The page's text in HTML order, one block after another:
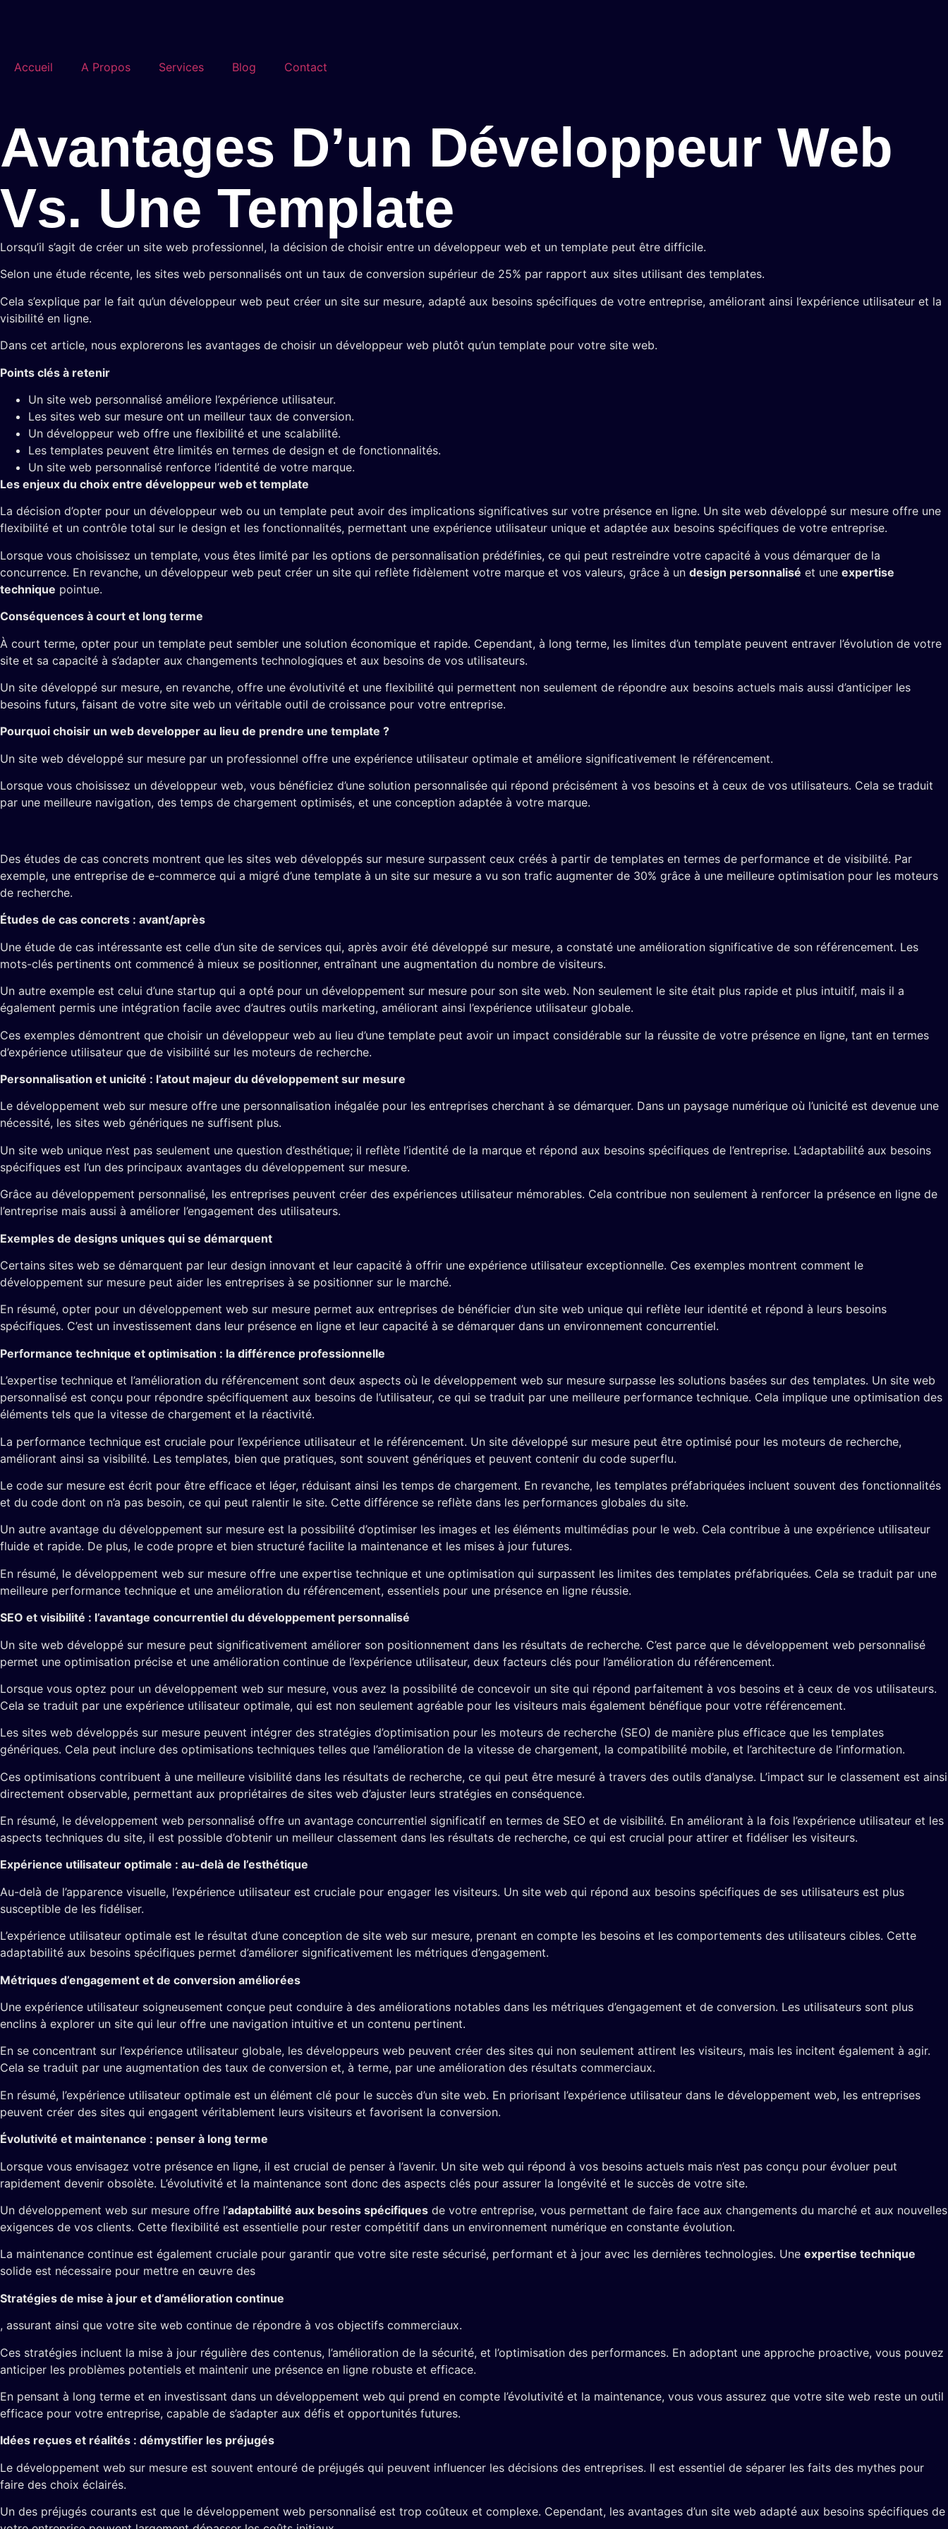
Accueil A Propos Services Blog Contact
Avantages D’un Développeur Web
Vs. Une Template
Lorsqu’il s’agit de créer un site web professionnel, la décision de choisir entre un développeur web et un template peut être difficile.
Selon une étude récente, les sites web personnalisés ont un taux de conversion supérieur de 25% par rapport aux sites utilisant des templates.
Cela s’explique par le fait qu’un développeur web peut créer un site sur mesure, adapté aux besoins spécifiques de votre entreprise, améliorant ainsi l’expérience utilisateur et la
visibilité en ligne.
Dans cet article, nous explorerons les avantages de choisir un développeur web plutôt qu’un template pour votre site web.
Points clés à retenir
Un site web personnalisé améliore l’expérience utilisateur.
Les sites web sur mesure ont un meilleur taux de conversion.
Un développeur web offre une flexibilité et une scalabilité.
Les templates peuvent être limités en termes de design et de fonctionnalités.
Un site web personnalisé renforce l’identité de votre marque.
Les enjeux du choix entre développeur web et template
La décision d’opter pour un développeur web ou un template peut avoir des implications significatives sur votre présence en ligne. Un site web développé sur mesure offre une
flexibilité et un contrôle total sur le design et les fonctionnalités, permettant une expérience utilisateur unique et adaptée aux besoins spécifiques de votre entreprise.
Lorsque vous choisissez un template, vous êtes limité par les options de personnalisation prédéfinies, ce qui peut restreindre votre capacité à vous démarquer de la
concurrence. En revanche, un développeur web peut créer un site qui reflète fidèlement votre marque et vos valeurs, grâce à un design personnalisé et une expertise
technique pointue.
Conséquences à court et long terme
À court terme, opter pour un template peut sembler une solution économique et rapide. Cependant, à long terme, les limites d’un template peuvent entraver l’évolution de votre
site et sa capacité à s’adapter aux changements technologiques et aux besoins de vos utilisateurs.
Un site développé sur mesure, en revanche, offre une évolutivité et une flexibilité qui permettent non seulement de répondre aux besoins actuels mais aussi d’anticiper les
besoins futurs, faisant de votre site web un véritable outil de croissance pour votre entreprise.
Pourquoi choisir un web developper au lieu de prendre une template ?
Un site web développé sur mesure par un professionnel offre une expérience utilisateur optimale et améliore significativement le référencement.
Lorsque vous choisissez un développeur web, vous bénéficiez d’une solution personnalisée qui répond précisément à vos besoins et à ceux de vos utilisateurs. Cela se traduit
par une meilleure navigation, des temps de chargement optimisés, et une conception adaptée à votre marque.
Des études de cas concrets montrent que les sites web développés sur mesure surpassent ceux créés à partir de templates en termes de performance et de visibilité. Par
exemple, une entreprise de e-commerce qui a migré d’une template à un site sur mesure a vu son trafic augmenter de 30% grâce à une meilleure optimisation pour les moteurs
de recherche.
Études de cas concrets : avant/après
Une étude de cas intéressante est celle d’un site de services qui, après avoir été développé sur mesure, a constaté une amélioration significative de son référencement. Les
mots-clés pertinents ont commencé à mieux se positionner, entraînant une augmentation du nombre de visiteurs.
Un autre exemple est celui d’une startup qui a opté pour un développement sur mesure pour son site web. Non seulement le site était plus rapide et plus intuitif, mais il a
également permis une intégration facile avec d’autres outils marketing, améliorant ainsi l’expérience utilisateur globale.
Ces exemples démontrent que choisir un développeur web au lieu d’une template peut avoir un impact considérable sur la réussite de votre présence en ligne, tant en termes
d’expérience utilisateur que de visibilité sur les moteurs de recherche.
Personnalisation et unicité : l’atout majeur du développement sur mesure
Le développement web sur mesure offre une personnalisation inégalée pour les entreprises cherchant à se démarquer. Dans un paysage numérique où l’unicité est devenue une
nécessité, les sites web génériques ne suffisent plus.
Un site web unique n’est pas seulement une question d’esthétique; il reflète l’identité de la marque et répond aux besoins spécifiques de l’entreprise. L’adaptabilité aux besoins
spécifiques est l’un des principaux avantages du développement sur mesure.
Grâce au développement personnalisé, les entreprises peuvent créer des expériences utilisateur mémorables. Cela contribue non seulement à renforcer la présence en ligne de
l’entreprise mais aussi à améliorer l’engagement des utilisateurs.
Exemples de designs uniques qui se démarquent
Certains sites web se démarquent par leur design innovant et leur capacité à offrir une expérience utilisateur exceptionnelle. Ces exemples montrent comment le
développement sur mesure peut aider les entreprises à se positionner sur le marché.
En résumé, opter pour un développement web sur mesure permet aux entreprises de bénéficier d’un site web unique qui reflète leur identité et répond à leurs besoins
spécifiques. C’est un investissement dans leur présence en ligne et leur capacité à se démarquer dans un environnement concurrentiel.
Performance technique et optimisation : la différence professionnelle
L’expertise technique et l’amélioration du référencement sont deux aspects où le développement web sur mesure surpasse les solutions basées sur des templates. Un site web
personnalisé est conçu pour répondre spécifiquement aux besoins de l’utilisateur, ce qui se traduit par une meilleure performance technique. Cela implique une optimisation des
éléments tels que la vitesse de chargement et la réactivité.
La performance technique est cruciale pour l’expérience utilisateur et le référencement. Un site développé sur mesure peut être optimisé pour les moteurs de recherche,
améliorant ainsi sa visibilité. Les templates, bien que pratiques, sont souvent génériques et peuvent contenir du code superflu.
Le code sur mesure est écrit pour être efficace et léger, réduisant ainsi les temps de chargement. En revanche, les templates préfabriquées incluent souvent des fonctionnalités
et du code dont on n’a pas besoin, ce qui peut ralentir le site. Cette différence se reflète dans les performances globales du site.
Un autre avantage du développement sur mesure est la possibilité d’optimiser les images et les éléments multimédias pour le web. Cela contribue à une expérience utilisateur
fluide et rapide. De plus, le code propre et bien structuré facilite la maintenance et les mises à jour futures.
En résumé, le développement web sur mesure offre une expertise technique et une optimisation qui surpassent les limites des templates préfabriquées. Cela se traduit par une
meilleure performance technique et une amélioration du référencement, essentiels pour une présence en ligne réussie.
SEO et visibilité : l’avantage concurrentiel du développement personnalisé
Un site web développé sur mesure peut significativement améliorer son positionnement dans les résultats de recherche. C’est parce que le développement web personnalisé
permet une optimisation précise et une amélioration continue de l’expérience utilisateur, deux facteurs clés pour l’amélioration du référencement.
Lorsque vous optez pour un développement web sur mesure, vous avez la possibilité de concevoir un site qui répond parfaitement à vos besoins et à ceux de vos utilisateurs.
Cela se traduit par une expérience utilisateur optimale, qui est non seulement agréable pour les visiteurs mais également bénéfique pour votre référencement.
Les sites web développés sur mesure peuvent intégrer des stratégies d’optimisation pour les moteurs de recherche (SEO) de manière plus efficace que les templates
génériques. Cela peut inclure des optimisations techniques telles que l’amélioration de la vitesse de chargement, la compatibilité mobile, et l’architecture de l’information.
Ces optimisations contribuent à une meilleure visibilité dans les résultats de recherche, ce qui peut être mesuré à travers des outils d’analyse. L’impact sur le classement est ainsi
directement observable, permettant aux propriétaires de sites web d’ajuster leurs stratégies en conséquence.
En résumé, le développement web personnalisé offre un avantage concurrentiel significatif en termes de SEO et de visibilité. En améliorant à la fois l’expérience utilisateur et les
aspects techniques du site, il est possible d’obtenir un meilleur classement dans les résultats de recherche, ce qui est crucial pour attirer et fidéliser les visiteurs.
Expérience utilisateur optimale : au-delà de l’esthétique
Au-delà de l’apparence visuelle, l’expérience utilisateur est cruciale pour engager les visiteurs. Un site web qui répond aux besoins spécifiques de ses utilisateurs est plus
susceptible de les fidéliser.
L’expérience utilisateur optimale est le résultat d’une conception de site web sur mesure, prenant en compte les besoins et les comportements des utilisateurs cibles. Cette
adaptabilité aux besoins spécifiques permet d’améliorer significativement les métriques d’engagement.
Métriques d’engagement et de conversion améliorées
Une expérience utilisateur soigneusement conçue peut conduire à des améliorations notables dans les métriques d’engagement et de conversion. Les utilisateurs sont plus
enclins à explorer un site qui leur offre une navigation intuitive et un contenu pertinent.
En se concentrant sur l’expérience utilisateur globale, les développeurs web peuvent créer des sites qui non seulement attirent les visiteurs, mais les incitent également à agir.
Cela se traduit par une augmentation des taux de conversion et, à terme, par une amélioration des résultats commerciaux.
En résumé, l’expérience utilisateur optimale est un élément clé pour le succès d’un site web. En priorisant l’expérience utilisateur dans le développement web, les entreprises
peuvent créer des sites qui engagent véritablement leurs visiteurs et favorisent la conversion.
Évolutivité et maintenance : penser à long terme
Lorsque vous envisagez votre présence en ligne, il est crucial de penser à l’avenir. Un site web qui répond à vos besoins actuels mais n’est pas conçu pour évoluer peut
rapidement devenir obsolète. L’évolutivité et la maintenance sont donc des aspects clés pour assurer la longévité et le succès de votre site.
Un développement web sur mesure offre l’adaptabilité aux besoins spécifiques de votre entreprise, vous permettant de faire face aux changements du marché et aux nouvelles
exigences de vos clients. Cette flexibilité est essentielle pour rester compétitif dans un environnement numérique en constante évolution.
La maintenance continue est également cruciale pour garantir que votre site reste sécurisé, performant et à jour avec les dernières technologies. Une expertise technique
solide est nécessaire pour mettre en œuvre des
Stratégies de mise à jour et d’amélioration continue
, assurant ainsi que votre site web continue de répondre à vos objectifs commerciaux.
Ces stratégies incluent la mise à jour régulière des contenus, l’amélioration de la sécurité, et l’optimisation des performances. En adoptant une approche proactive, vous pouvez
anticiper les problèmes potentiels et maintenir une présence en ligne robuste et efficace.
En pensant à long terme et en investissant dans un développement web qui prend en compte l’évolutivité et la maintenance, vous vous assurez que votre site web reste un outil
efficace pour votre entreprise, capable de s’adapter aux défis et opportunités futures.
Idées reçues et réalités : démystifier les préjugés
Le développement web sur mesure est souvent entouré de préjugés qui peuvent influencer les décisions des entreprises. Il est essentiel de séparer les faits des mythes pour
faire des choix éclairés.
Un des préjugés courants est que le développement web personnalisé est trop coûteux et complexe. Cependant, les avantages d’un site web adapté aux besoins spécifiques de